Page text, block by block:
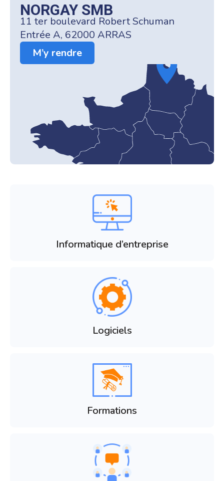
NORGAY SMB
11 ter boulevard Robert Schuman
Entrée A, 62000 ARRAS
M’y rendre
Informatique d’entreprise
Logiciels
Formations